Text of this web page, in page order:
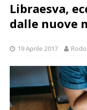
Libraesva,
dalle nuove
19 Aprile 2017